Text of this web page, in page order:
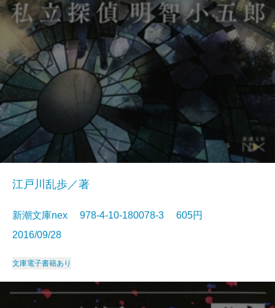
江戸川乱歩／著
新潮文庫nex 978-4-10-180078-3 605円
2016/09/28
文庫電子書籍あり